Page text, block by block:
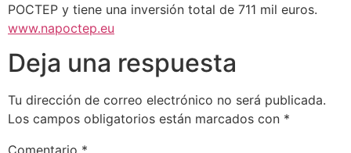
POCTEP y tiene una inversión total de 711 mil euros.
www.napoctep.eu
Deja una respuesta
Tu dirección de correo electrónico no será publicada.
Los campos obligatorios están marcados con *